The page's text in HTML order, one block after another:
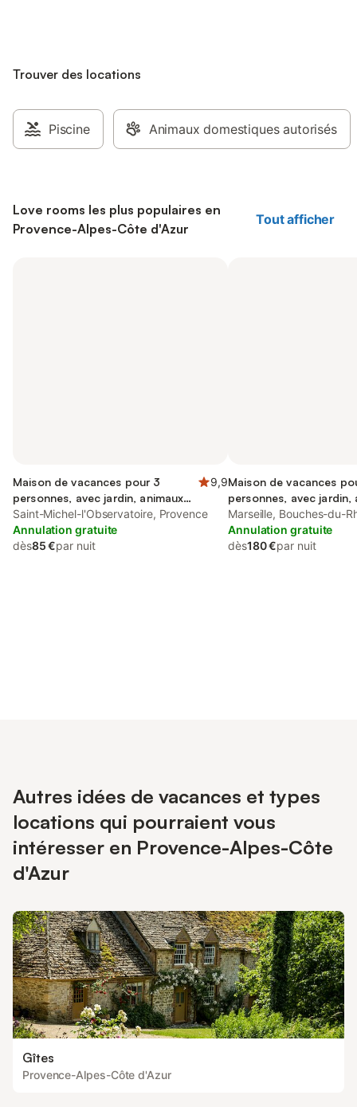
Trouver des locations
Piscine Animaux domestiques autorisés
Love rooms les plus populaires en
Provence-Alpes-Côte d'Azur
Tout afficher
Maison de vacances pour 3
personnes, avec jardin, animaux
acceptés
9,9
Saint-Michel-l'Observatoire, Provence
Annulation gratuite
dès85 €par nuit
Maison de vacances
personnes, avec jardin,
aux familles
Marseille, Bouches-du-
Annulation gratuite
dès180 €par nuit
Autres idées de vacances et types
locations qui pourraient vous
intéresser en Provence-Alpes-Côte
d'Azur
Gîtes
Provence-Alpes-Côte d'Azur